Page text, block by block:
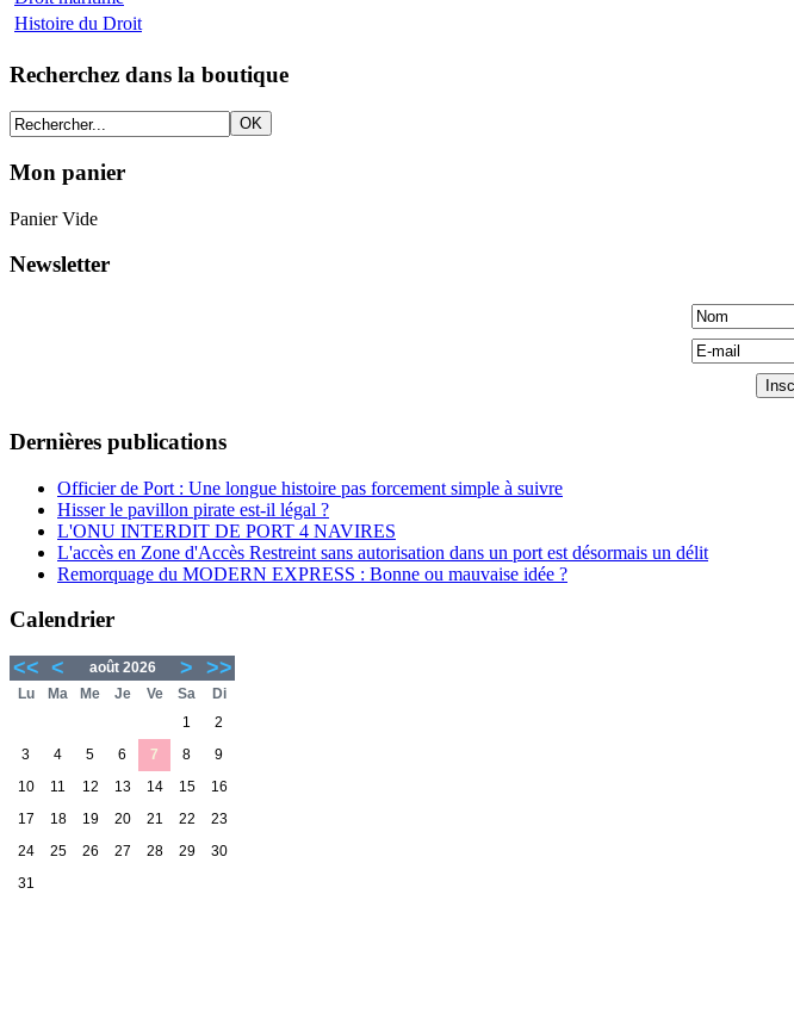
Histoire du Droit
Recherchez dans la boutique
Mon panier
Panier Vide
Newsletter
Dernières publications
Officier de Port : Une longue histoire pas forcement simple à suivre
Hisser le pavillon pirate est-il légal ?
L'ONU INTERDIT DE PORT 4 NAVIRES
L'accès en Zone d'Accès Restreint sans autorisation dans un port est désormais un délit
Remorquage du MODERN EXPRESS : Bonne ou mauvaise idée ?
Calendrier
<< < août 2026 > >>
Lu Ma Me Je Ve Sa
Di
1
2
3
4 5 6 7 8
9
10
11 12 13 14 15
16
17
18 19 20 21 22
23
24
25 26 27 28 29
30
31